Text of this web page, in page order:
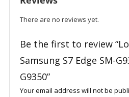
There are no reviews yet.
Be the first to review
Samsung S7 Edge SM-
G9350”
Your email address will not be